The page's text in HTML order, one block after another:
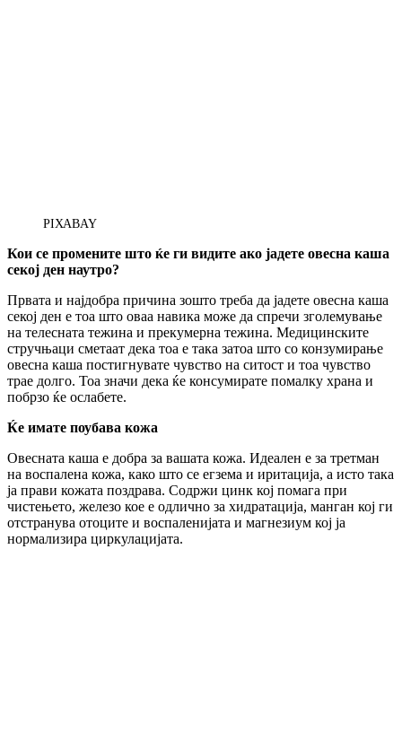
PIXABAY
Кои се промените што ќе ги видите ако јадете овесна каша
секој ден наутро?
Првата и најдобра причина зошто треба да јадете овесна каша
секој ден е тоа што оваа навика може да спречи зголемување
на телесната тежина и прекумерна тежина. Медицинските
стручњаци сметаат дека тоа е така затоа што со конзумирање
овесна каша постигнувате чувство на ситост и тоа чувство
трае долго. Тоа значи дека ќе консумирате помалку храна и
побрзо ќе ослабете.
Ќе имате поубава кожа
Овесната каша е добра за вашата кожа. Идеален е за третман
на воспалена кожа, како што се егзема и иритација, а исто така
ја прави кожата поздрава. Содржи цинк кој помага при
чистењето, железо кое е одлично за хидратација, манган кој ги
отстранува отоците и воспаленијата и магнезиум кој ја
нормализира циркулацијата.